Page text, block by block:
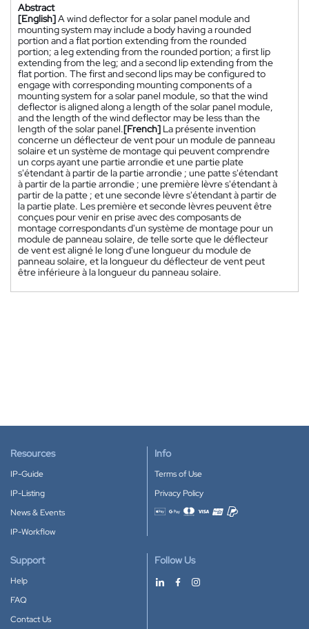
Abstract
[English]A wind deflector for a solar panel module and
mounting system may include a body having a rounded
portion and a flat portion extending from the rounded
portion; a leg extending from the rounded portion; a first lip
extending from the leg; and a second lip extending from the
flat portion. The first and second lips may be configured to
engage with corresponding mounting components of a
mounting system for a solar panel module, so that the wind
deflector is aligned along a length of the solar panel module,
and the length of the wind deflector may be less than the
length of the solar panel.[French] La présente invention
concerne un déflecteur de vent pour un module de panneau
solaire et un système de montage qui peuvent comprendre
un corps ayant une partie arrondie et une partie plate
s'étendant à partir de la partie arrondie ; une patte s'étendant
à partir de la partie arrondie ; une première lèvre s'étendant à
partir de la patte ; et une seconde lèvre s'étendant à partir de
la partie plate. Les première et seconde lèvres peuvent être
conçues pour venir en prise avec des composants de
montage correspondants d'un système de montage pour un
module de panneau solaire, de telle sorte que le déflecteur
de vent est aligné le long d'une longueur du module de
panneau solaire, et la longueur du déflecteur de vent peut
être inférieure à la longueur du panneau solaire.
Resources
IP-Guide
IP-Listing
News & Events
IP-Workflow
Info
Terms of Use
Privacy Policy
Accepted payment methods
Support
Help
FAQ
Contact Us
Follow Us